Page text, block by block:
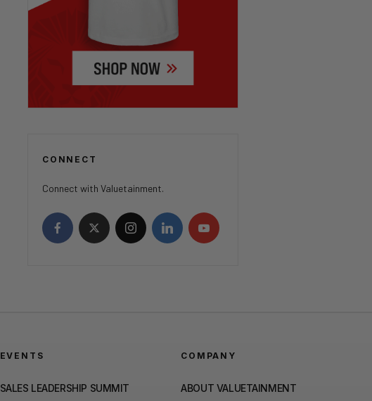
CONNECT
Connect with Valuetainment.
EVENTS
SALES LEADERSHIP SUMMIT
COMPANY
ABOUT VALUETAINMENT